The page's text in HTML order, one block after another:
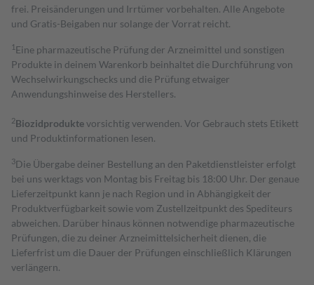
frei. Preisänderungen und Irrtümer vorbehalten. Alle Angebote
und Gratis-Beigaben nur solange der Vorrat reicht.
1 Eine pharmazeutische Prüfung der Arzneimittel und sonstigen
Produkte in deinem Warenkorb beinhaltet die Durchführung von
Wechselwirkungschecks und die Prüfung etwaiger
Anwendungshinweise des Herstellers.
2Biozidproduktevorsichtig verwenden. Vor Gebrauch stets Etikett
und Produktinformationen lesen.
3Die Übergabe deiner Bestellung an den Paketdienstleister erfolgt
bei uns werktags von Montag bis Freitag bis 18:00 Uhr. Der genaue
Lieferzeitpunkt kann je nach Region und in Abhängigkeit der
Produktverfügbarkeit sowie vom Zustellzeitpunkt des Spediteurs
abweichen. Darüber hinaus können notwendige pharmazeutische
Prüfungen, die zu deiner Arzneimittelsicherheit dienen, die
Lieferfrist um die Dauer der Prüfungen einschließlich Klärungen
verlängern.